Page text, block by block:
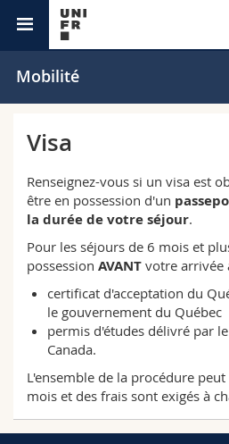
Université
Recherche
Université
Formation continue
Droit
Sciences économiques et
Lettres et sciences humaines
Futurs étudiants
Etudiants
Médias
Ressources
Annuaire du personnel
Plan d'accès
Mobilité
Visa
Renseignez-vous si un visa est
être en possession d'un
la durée de votre séjour.
Pour les séjours de 6 mois et
possession AVANT votre arrivée
certificat d'acceptation du
le gouvernement du Québec
permis d'études délivré par
Canada.
L'ensemble de la procédure
mois et des frais sont exigés à